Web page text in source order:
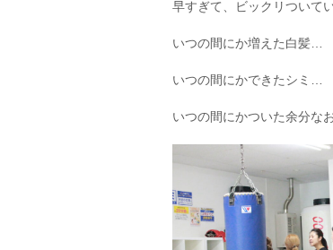
早すぎて、ビックリついて
いつの間にか増えた白髪…
いつの間にかできたシミ…
いつの間にかついた余分な